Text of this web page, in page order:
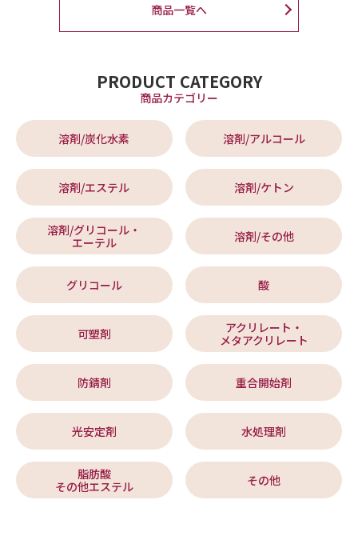
商品一覧へ
PRODUCT CATEGORY
商品カテゴリー
溶剤/炭化水素 溶剤/アルコール
溶剤/エステル 溶剤/ケトン
溶剤/グリコール・
エーテル
溶剤/その他
グリコール 酸
可塑剤
アクリレート・
メタアクリレート
防錆剤 重合開始剤
光安定剤 水処理剤
脂肪酸
その他エステル
その他